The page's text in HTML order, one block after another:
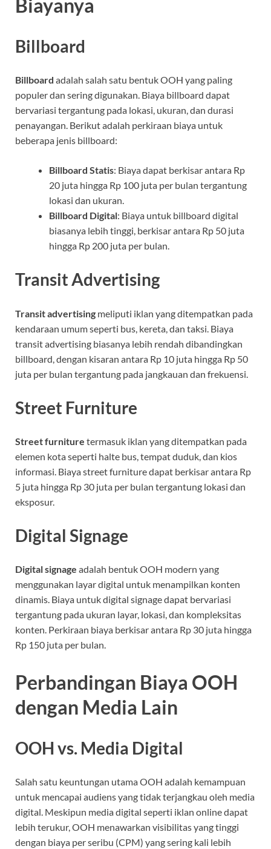
Biayanya
Billboard
Billboard adalah salah satu bentuk OOH yang paling
populer dan sering digunakan. Biaya billboard dapat
bervariasi tergantung pada lokasi, ukuran, dan durasi
penayangan. Berikut adalah perkiraan biaya untuk
beberapa jenis billboard:
Billboard Statis: Biaya dapat berkisar antara Rp
20 juta hingga Rp 100 juta per bulan tergantung
lokasi dan ukuran.
Billboard Digital: Biaya untuk billboard digital
biasanya lebih tinggi, berkisar antara Rp 50 juta
hingga Rp 200 juta per bulan.
Transit Advertising
Transit advertising meliputi iklan yang ditempatkan pada
kendaraan umum seperti bus, kereta, dan taksi. Biaya
transit advertising biasanya lebih rendah dibandingkan
billboard, dengan kisaran antara Rp 10 juta hingga Rp 50
juta per bulan tergantung pada jangkauan dan frekuensi.
Street Furniture
Street furniture termasuk iklan yang ditempatkan pada
elemen kota seperti halte bus, tempat duduk, dan kios
informasi. Biaya street furniture dapat berkisar antara Rp
5 juta hingga Rp 30 juta per bulan tergantung lokasi dan
eksposur.
Digital Signage
Digital signage adalah bentuk OOH modern yang
menggunakan layar digital untuk menampilkan konten
dinamis. Biaya untuk digital signage dapat bervariasi
tergantung pada ukuran layar, lokasi, dan kompleksitas
konten. Perkiraan biaya berkisar antara Rp 30 juta hingga
Rp 150 juta per bulan.
Perbandingan Biaya OOH
dengan Media Lain
OOH vs. Media Digital
Salah satu keuntungan utama OOH adalah kemampuan
untuk mencapai audiens yang tidak terjangkau oleh media
digital. Meskipun media digital seperti iklan online dapat
lebih terukur, OOH menawarkan visibilitas yang tinggi
dengan biaya per seribu (CPM) yang sering kali lebih